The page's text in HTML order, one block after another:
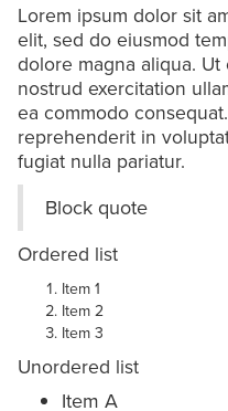
Lorem ipsum dolor sit
elit, sed do eiusmod
dolore magna aliqua.
nostrud exercitation
ea commodo
reprehenderit in
fugiat nulla pariatur.
Block quote
Ordered list
Item 1
Item 2
Item 3
Unordered list
Item A